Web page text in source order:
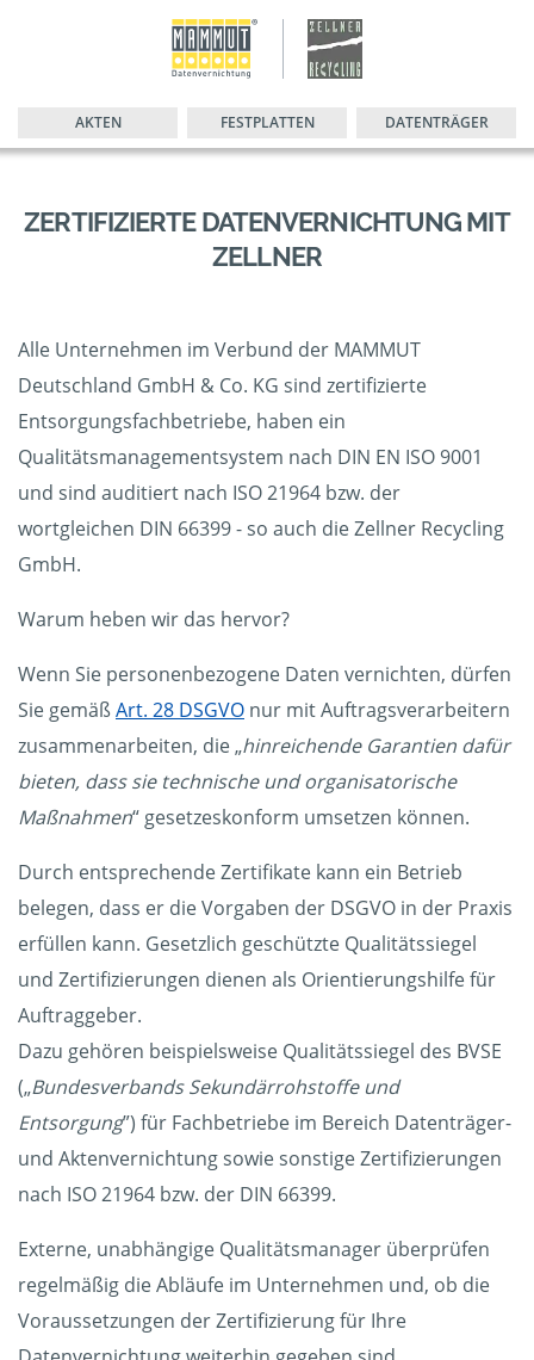
AKTEN FESTPLATTEN DATENTRÄGER
ZERTIFIZIERTE DATENVERNICHTUNG MIT
ZELLNER
Alle Unternehmen im Verbund der MAMMUT
Deutschland GmbH & Co. KG sind zertifizierte
Entsorgungsfachbetriebe, haben ein
Qualitätsmanagementsystem nach DIN EN ISO 9001
und sind auditiert nach ISO 21964 bzw. der
wortgleichen DIN 66399 - so auch die Zellner Recycling
GmbH.
Warum heben wir das hervor?
Wenn Sie personenbezogene Daten vernichten, dürfen
Sie gemäßArt. 28 DSGVO nur mit Auftragsverarbeitern
zusammenarbeiten, die „hinreichende Garantien dafür
bieten, dass sie technische und organisatorische
Maßnahmen“ gesetzeskonform umsetzen können.
Durch entsprechende Zertifikate kann ein Betrieb
belegen, dass er die Vorgaben der DSGVO in der Praxis
erfüllen kann. Gesetzlich geschützte Qualitätssiegel
und Zertifizierungen dienen als Orientierungshilfe für
Auftraggeber.
Dazu gehören beispielsweise Qualitätssiegel des BVSE
(„Bundesverbands Sekundärrohstoffe und
Entsorgung”) für Fachbetriebe im Bereich Datenträger-
und Aktenvernichtung sowie sonstige Zertifizierungen
nach ISO 21964 bzw. der DIN 66399.
Externe, unabhängige Qualitätsmanager überprüfen
regelmäßig die Abläufe im Unternehmen und, ob die
Voraussetzungen der Zertifizierung für Ihre